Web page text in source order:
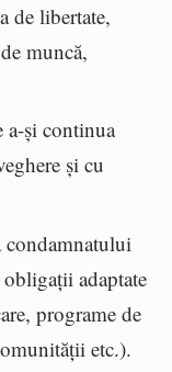
de libertate,
muncă,
a-și continua
și cu
condamnatului
adaptate
programe de
etc.).